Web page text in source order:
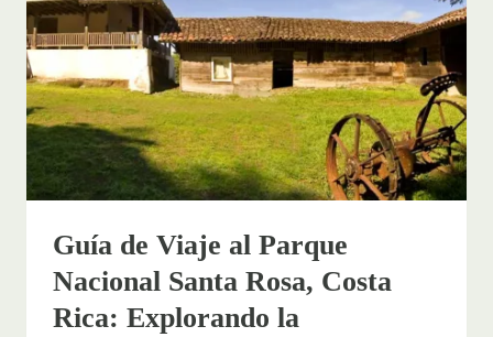
QUE
HACER
EN
COSTA
RICA
Guía de Viaje al Parque
Nacional Santa Rosa, Costa
Rica: Explorando la